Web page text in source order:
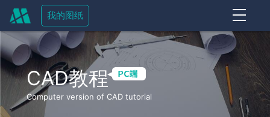
我的图纸
CAD教程
Computer version of CAD tutorial